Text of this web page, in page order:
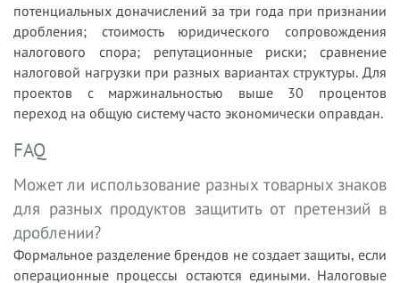
потенциальных доначислений за три года при признании
дробления; стоимость юридического сопровождения
налогового спора; репутационные риски; сравнение
налоговой нагрузки при разных вариантах структуры. Для
проектов с маржинальностью выше 30 процентов
переход на общую систему часто экономически оправдан.
FAQ
Может ли использование разных товарных знаков
для разных продуктов защитить от претензий в
дроблении?
Формальное разделение брендов не создает защиты, если
операционные процессы остаются едиными. Налоговые